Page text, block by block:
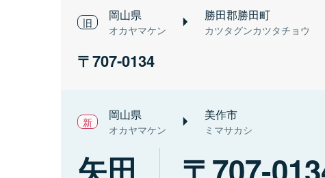
岡山県
オカヤマケン
勝田郡勝田町
カツタグンカツタチョウ
707-0134
岡山県
オカヤマケン
美作市
ミマサカシ